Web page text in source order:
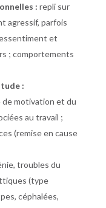
: repli sur
agressif, parfois
et
; comportements
:
de motivation et du
au travail ;
(remise en cause
troubles du
(type
céphalées,